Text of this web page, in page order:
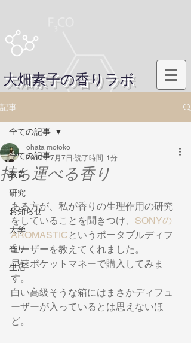
大畑素子の香りラボ
記事
全ての記事
教育
研究
お知らせ
大学
香り
生活
全ての記事
持ち運べる香り
ohata motoko
2017年7月7日 読了時間: 1分
ある方が、私が香りの生理作用の研究
をしていることを聞きつけ、 SONYの
AROMASTIC というポータブルディフ
ューザーを教えてくれました。
早速ポケットマネーで購入してみま
す。
白い高級そうな箱にはまさかディフュ
ーザーが入っているとは思えないほ
ど。